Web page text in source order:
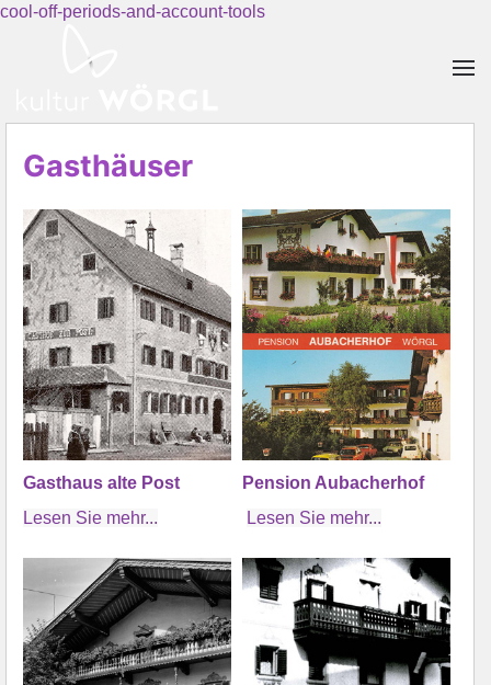
cool-off-periods-and-account-tools
Gasthäuser
Gasthaus alte Post
Lesen Sie mehr...
Pension Aubacherhof
Lesen Sie mehr...